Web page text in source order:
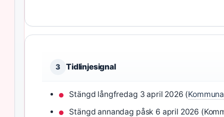
3 Tidlinjesignal
Stängd långfredag 3 april 2026 (
Stängd annandag påsk 6 april 2026